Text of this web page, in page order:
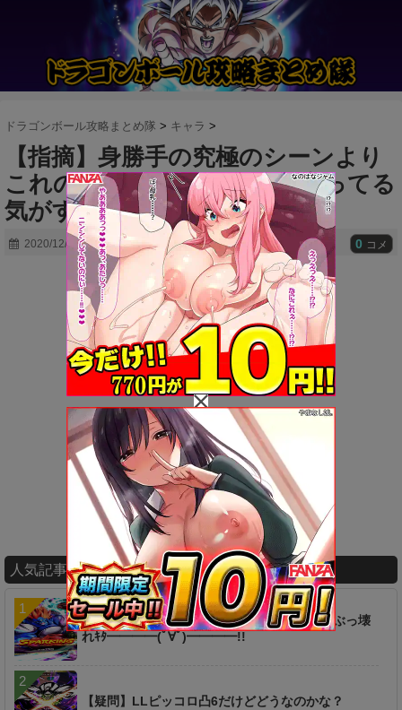
ドラゴンボール攻略まとめ隊 > キャラ >
【指摘】身勝手の究極のシーンより
これのほうがよっぽどLFに合ってる
気がする
2020/12/04 0 コメ
人気記事ランキング
【衝撃】ヤバ過ぎィィ！！！あの新キャラがぶっ壊
れｷﾀ━━━━(ﾟ∀ﾟ)━━━━!!
【疑問】LLピッコロ凸6だけどどうなのかな？